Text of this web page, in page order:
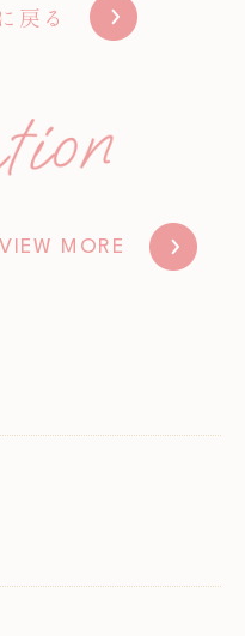
戻る
VIEW MORE